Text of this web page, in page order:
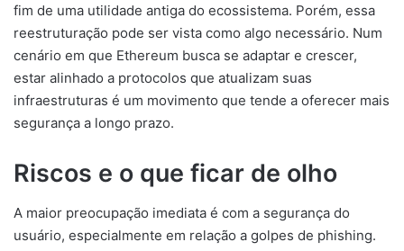
fim de uma utilidade antiga do ecossistema. Porém, essa
reestruturação pode ser vista como algo necessário. Num
cenário em que Ethereum busca se adaptar e crescer,
estar alinhado a protocolos que atualizam suas
infraestruturas é um movimento que tende a oferecer mais
segurança a longo prazo.
Riscos e o que ficar de olho
A maior preocupação imediata é com a segurança do
usuário, especialmente em relação a golpes de phishing.